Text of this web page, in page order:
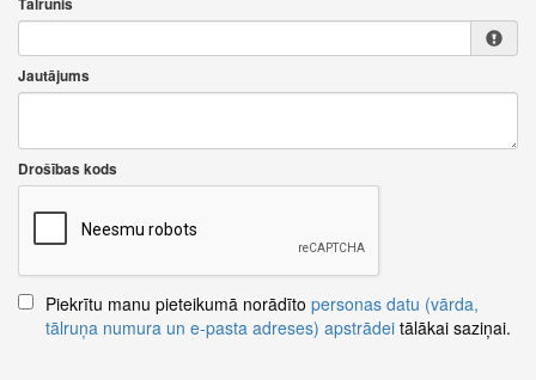
Tālrunis
Jautājums
Drošības kods
Piekrītu manu pieteikumā norādīto personas datu (vārda,
tālruņa numura un e-pasta adreses) apstrādei tālākai saziņai.